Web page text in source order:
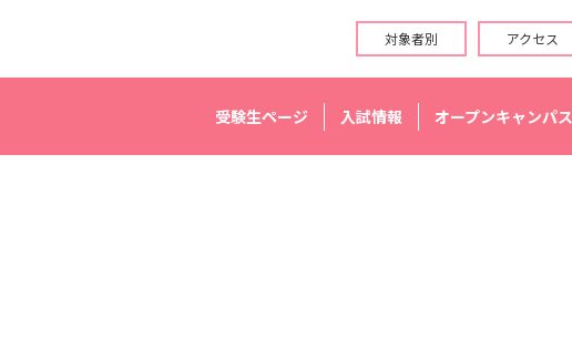
対象者別 アクセス
受験生ページ 入試情報 オープンキャンパス